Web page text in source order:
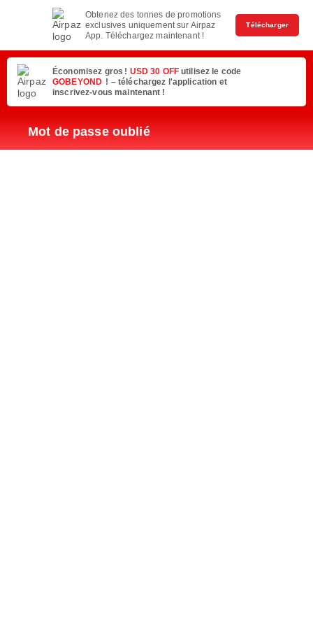
Obtenez des tonnes de promotions
exclusives uniquement sur Airpaz
App. Téléchargez maintenant !
Télécharger
Économisez gros ! USD 30 OFFutilisez le code
GOBEYOND ! – téléchargez l'application et
inscrivez-vous maintenant !
Mot de passe oublié